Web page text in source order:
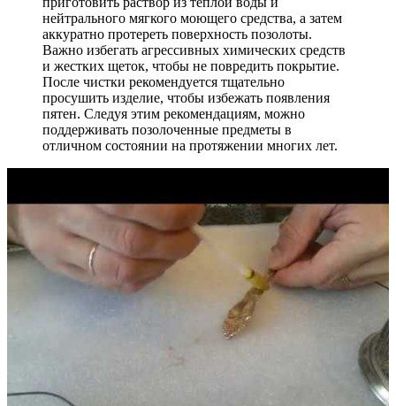
нейтрального мягкого моющего средства, а затем
аккуратно протереть поверхность позолоты.
Важно избегать агрессивных химических средств
и жестких щеток, чтобы не повредить покрытие.
После чистки рекомендуется тщательно
просушить изделие, чтобы избежать появления
пятен. Следуя этим рекомендациям, можно
поддерживать позолоченные предметы в
отличном состоянии на протяжении многих лет.